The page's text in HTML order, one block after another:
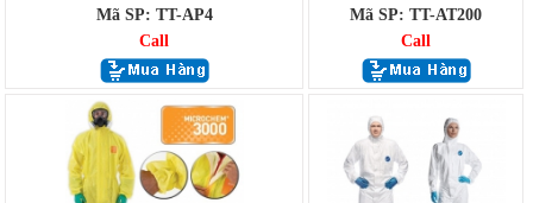
Mã SP: TT-AP4
Call
Mã SP: TT-AT200
Call